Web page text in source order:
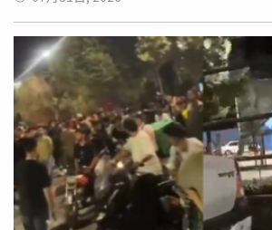
管理考驗。高市政府迅速拍板派遣自衛
應速度較能登半島地震時更快，也獲得
著物資調度、臨時收容所、組合屋配置
續浮現，救災表現仍持續受到外界檢驗
成立約9個月以來，支持率已較上任初
分點。除了震災後續處理外，真正衝擊
及《皇室典範》修法兩大議題。日本民
力，政府雖宣布預計明年4月將食品消
1%，但距離實施仍有一段時間，短期
力；另一方面，《皇室典範》修法方向
連立場偏保守的《讀賣新聞》民調，都
不過，瑙埃羅政府去年已通過1項法案
納入學校課程。
美聯社）目前共有4名女性與3名男性角
位，分別為格林斯潘；前智利總統巴舍
Bachelet）；前厄瓜多外長及防長、前
皮諾薩（Maria Fernanda Espinosa）；
大使、現任國際原子能機構總幹事格羅
Grossi）、前烏干達常駐聯合國代表奧
Otunnu）、前蓋亞那外長羅德里格斯伯
Rodrigues-Birkett），以及前塞內加爾
Sall）。根據投票結果，前3名分別為獲
林斯潘；獲得9張的羅德里格斯伯凱特
西。據悉，由15個成員組成的聯合國安